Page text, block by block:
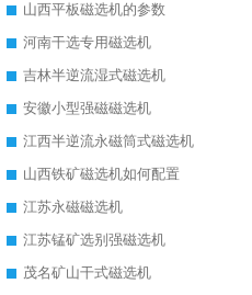
山西平板磁选机的参数
河南干选专用磁选机
吉林半逆流湿式磁选机
安徽小型强磁磁选机
江西半逆流永磁筒式磁选机
山西铁矿磁选机如何配置
江苏永磁磁选机
江苏锰矿选别强磁选机
茂名矿山干式磁选机